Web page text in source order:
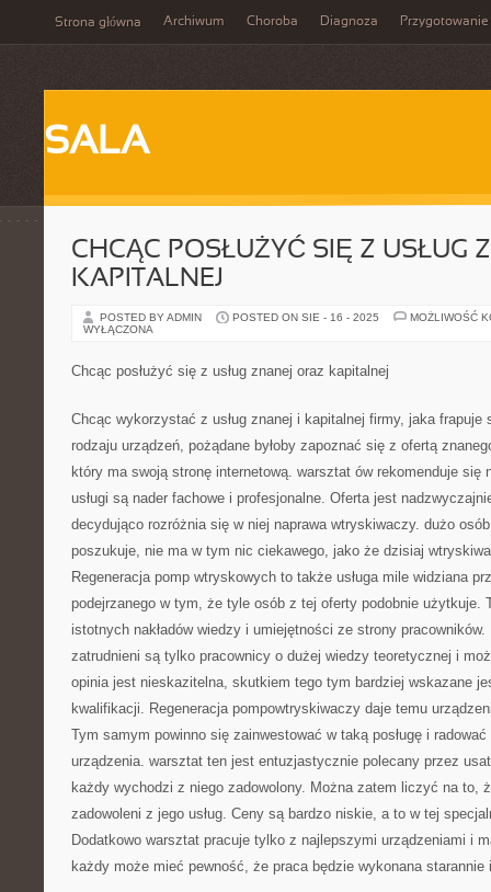
Strona główna Archiwum Choroba Diagnoza Przygotowanie
SALA
CHCĄC POSŁUŻYĆ SIĘ Z USŁUG
KAPITALNEJ
POSTED BY ADMIN POSTED ON SIE - 16 - 2025
MOŻLIWOŚĆ
WYŁĄCZONA
Chcąc posłużyć się z usług znanej oraz kapitalnej
Chcąc wykorzystać z usług znanej i kapitalnej firmy, jaka frapuje
rodzaju urządzeń, pożądane byłoby zapoznać się z ofertą
który ma swoją stronę internetową. warsztat ów rekomenduje się
usługi są nader fachowe i profesjonalne. Oferta jest
decydująco rozróżnia się w niej naprawa wtryskiwaczy. dużo
poszukuje, nie ma w tym nic ciekawego, jako że dzisiaj
Regeneracja pomp wtryskowych to także usługa mile widziana
podejrzanego w tym, że tyle osób z tej oferty podobnie użytkuje.
istotnych nakładów wiedzy i umiejętności ze strony
zatrudnieni są tylko pracownicy o dużej wiedzy teoretycznej i
opinia jest nieskazitelna, skutkiem tego tym bardziej wskazane
kwalifikacji. Regeneracja pompowtryskiwaczy daje temu
Tym samym powinno się zainwestować w taką posługę i radować
urządzenia. warsztat ten jest entuzjastycznie polecany przez
każdy wychodzi z niego zadowolony. Można zatem liczyć na to,
zadowoleni z jego usług. Ceny są bardzo niskie, a to w tej
Dodatkowo warsztat pracuje tylko z najlepszymi urządzeniami i
każdy może mieć pewność, że praca będzie wykonana